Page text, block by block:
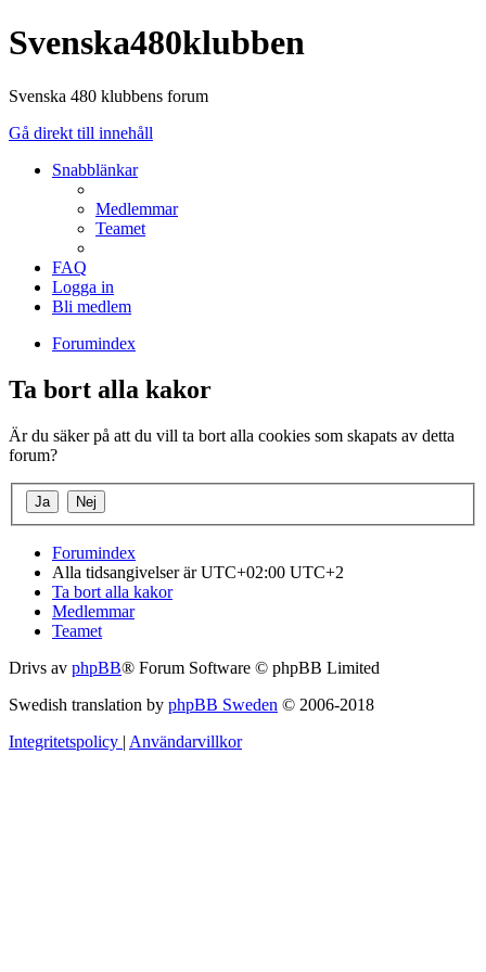
Svenska480klubben
Svenska 480 klubbens forum
Gå direkt till innehåll
Snabblänkar
Medlemmar
Teamet
FAQ
Logga in
Bli medlem
Forumindex
Ta bort alla kakor
Är du säker på att du vill ta bort alla cookies som skapats av detta
forum?
Forumindex
Alla tidsangivelser är UTC+02:00 UTC+2
Ta bort alla kakor
Medlemmar
Teamet
Drivs av phpBB® Forum Software © phpBB Limited
Swedish translation by phpBB Sweden © 2006-2018
Integritetspolicy | Användarvillkor